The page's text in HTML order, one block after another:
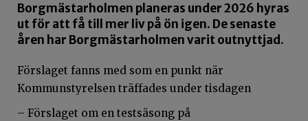
Borgmästarholmen planeras under 2026 hyras
ut för att få till mer liv på ön igen. De senaste
åren har Borgmästarholmen varit outnyttjad.
Förslaget fanns med som en punkt när
Kommunstyrelsen träffades under tisdagen
– Förslaget om en testsäsong på